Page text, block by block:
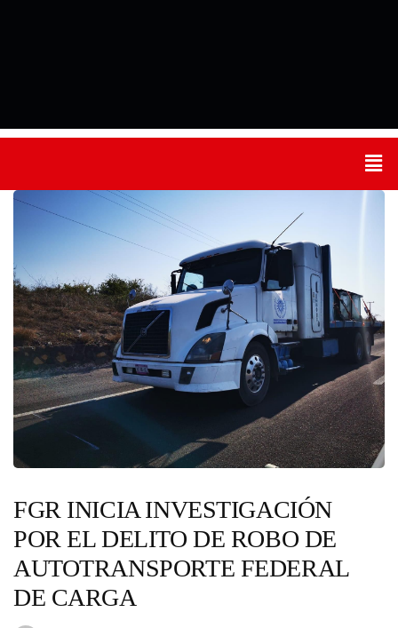
FGR INICIA INVESTIGACIÓN
POR EL DELITO DE ROBO DE
AUTOTRANSPORTE FEDERAL
DE CARGA